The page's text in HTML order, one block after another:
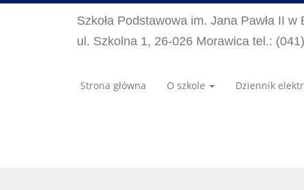
Szkoła Podstawowa im. Jana Pawła II w
ul. Szkolna 1, 26-026 Morawica tel.:
Strona główna O szkole Dziennik